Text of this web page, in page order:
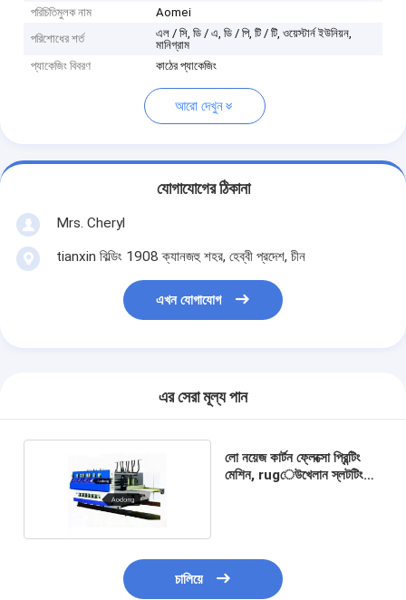
পরিচিতিমুলক নাম
Aomei
পরিশোধের শর্ত
এল / সি, ডি / এ, ডি / পি, টি / টি, ওয়েস্টার্ন ইউনিয়ন,
মানিগ্রাম
প্যাকেজিং বিবরণ
কাঠের প্যাকেজিং
আরো দেখুন
যোগাযোগের ঠিকানা
Mrs. Cheryl
tianxin বিল্ডিং 1908 ক্যানজহু শহর, হেব্বী প্রদেশ, চীন
এখন যোগাযোগ
এর সেরা মূল্য পান
লো নয়েজ কার্টন ফ্লেক্সো প্রিন্টিং
মেশিন, rugেউখেলান স্লটটিং
চালিয়ে